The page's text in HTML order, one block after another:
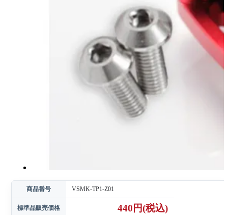
商品番号 VSMK-TP1-Z01
標準品販売価格 440円(税込)